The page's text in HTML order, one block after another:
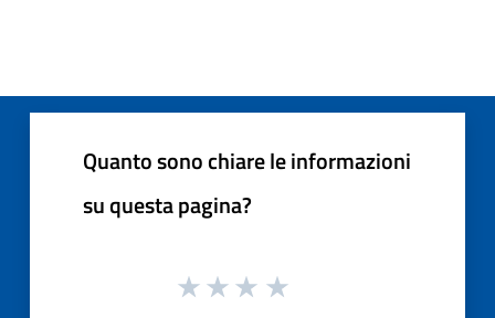
Quanto sono chiare le informazioni
su questa pagina?